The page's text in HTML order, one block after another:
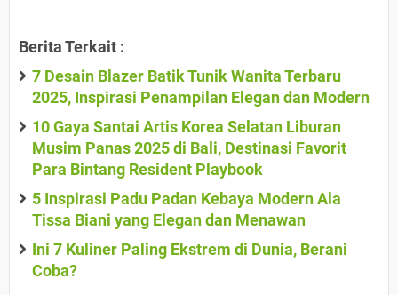
Berita Terkait :
7 Desain Blazer Batik Tunik Wanita Terbaru
2025, Inspirasi Penampilan Elegan dan Modern
10 Gaya Santai Artis Korea Selatan Liburan
Musim Panas 2025 di Bali, Destinasi Favorit
Para Bintang Resident Playbook
5 Inspirasi Padu Padan Kebaya Modern Ala
Tissa Biani yang Elegan dan Menawan
Ini 7 Kuliner Paling Ekstrem di Dunia, Berani
Coba?